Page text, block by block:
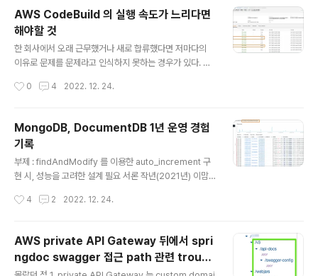
led to register layer. ... no space left on device
와 같이 오류가 발생하며 task 가 실행되지 않는 이슈가 생
길 수 있다. 이는 EC2 의 용량이 꽉 차서 생기는 문제일 확
률이 매우 높으며, 아래와 같이 해결할 수 있다. 1. 주기적으
로 docker prune 을 한다. - EC2 를 launch 하는 데 사
AWS CodeBuild 의 실행 속도가 느리다면
해야할 것
한 회사에서 오래 근무했거나 새로 합류했다면 저마다의
이유로 문제를 문제라고 인식하지 못하는 경우가 있다. 최
래 걸리던 프로젝트가 있었는데, 최근에 원인을 파악하고
쓰도록 하기 - buildspec 에서 cache 할 파일들의 path
를 지정하고, CodeBuild project 에서 S3 cache 를 사
용하도록 하면 지정한 bucket&path 에 cache 파일이
생기고, 그 이후 다음 build 를 할 때마다 cache 를 다운
instal..
0 4 2022. 12. 24.
MongoDB, DocumentDB 1년 운영 경험
기록
부제 : findAndModify 를 이용한 auto_increment 구
현 시, 성능을 고려한 설계 필요 서론 작년(2021년) 이맘
메인을 분리하는 프로젝트를 진행했었다. Java 기반의 알
Y 안녕하세요! 리멤버에서 Platform Crew에 속해있는
서버 개발자 신선영입니다. 플랫폼 크루에서는 기존의 Ru
4 2 2022. 12. 24.
AWS private API Gateway 뒤에서 spri
ngdoc swagger 접근 path 관련 troubl